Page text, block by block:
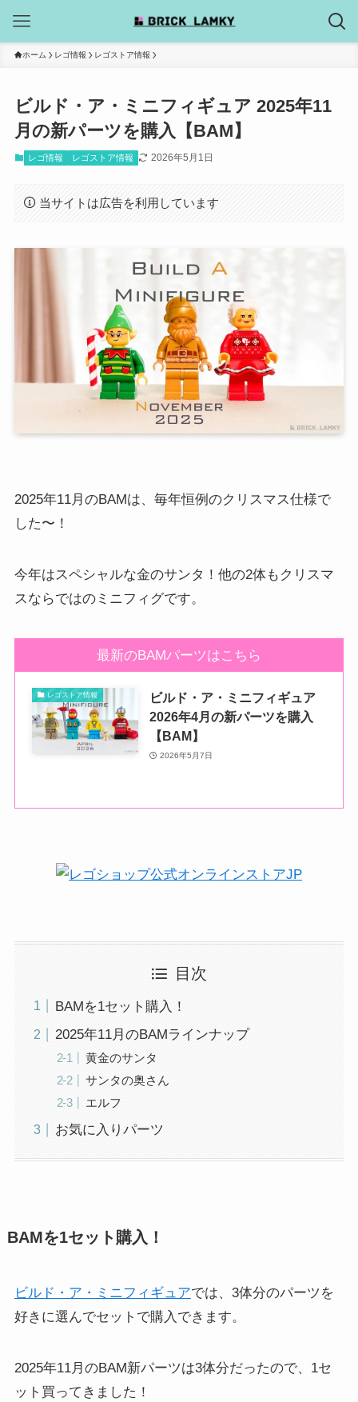
ホーム レゴ情報 レゴストア情報
ビルド・ア・ミニフィギュア 2025年11
月の新パーツを購入【BAM】
レゴ情報 レゴストア情報 2026年5月1日
当サイトは広告を利用しています
2025年11月のBAMは、毎年恒例のクリスマス仕様で
した〜！
今年はスペシャルな金のサンタ！他の2体もクリスマ
スならではのミニフィグです。
最新のBAMパーツはこちら
レゴストア情報
ビルド・ア・ミニフィギュア
2026年4月の新パーツを購入
【BAM】
2026年5月7日
目次
BAMを1セット購入！
2025年11月のBAMラインナップ
黄金のサンタ
サンタの奥さん
エルフ
お気に入りパーツ
BAMを1セット購入！
ビルド・ア・ミニフィギュアでは、3体分のパーツを
好きに選んでセットで購入できます。
2025年11月のBAM新パーツは3体分だったので、1セ
ット買ってきました！